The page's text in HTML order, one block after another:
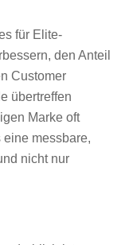
für Elite-
den Anteil
Customer
übertreffen
Marke oft
messbare,
nicht nur